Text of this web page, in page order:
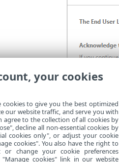
your cookies
cookies to give you the best optimized
our website traffic, and serve you with
agree to the collection of all cookies by
decline all non-essential cookies by
cookies only", or adjust your cookie
cookies". You also have the right to
or change your cookie preferences
cookies" link in our website